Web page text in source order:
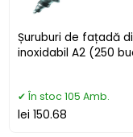
Șuruburi de fațadă
inoxidabil A2 (250
În stoc 105 Amb.
lei 150.68